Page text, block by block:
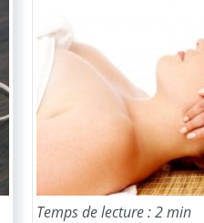
Temps de lecture : 2 min